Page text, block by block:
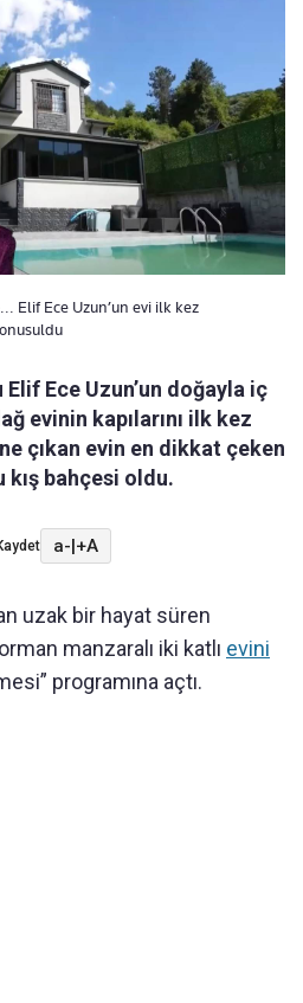
Elif Ece Uzun’un evi ilk kez
Ece Uzun’un doğayla iç
evinin kapılarını ilk kez
çıkan evin en dikkat çeken
kış bahçesi oldu.
a-|+A
uzak bir hayat süren
manzaralı iki katlı evini
programına açtı.